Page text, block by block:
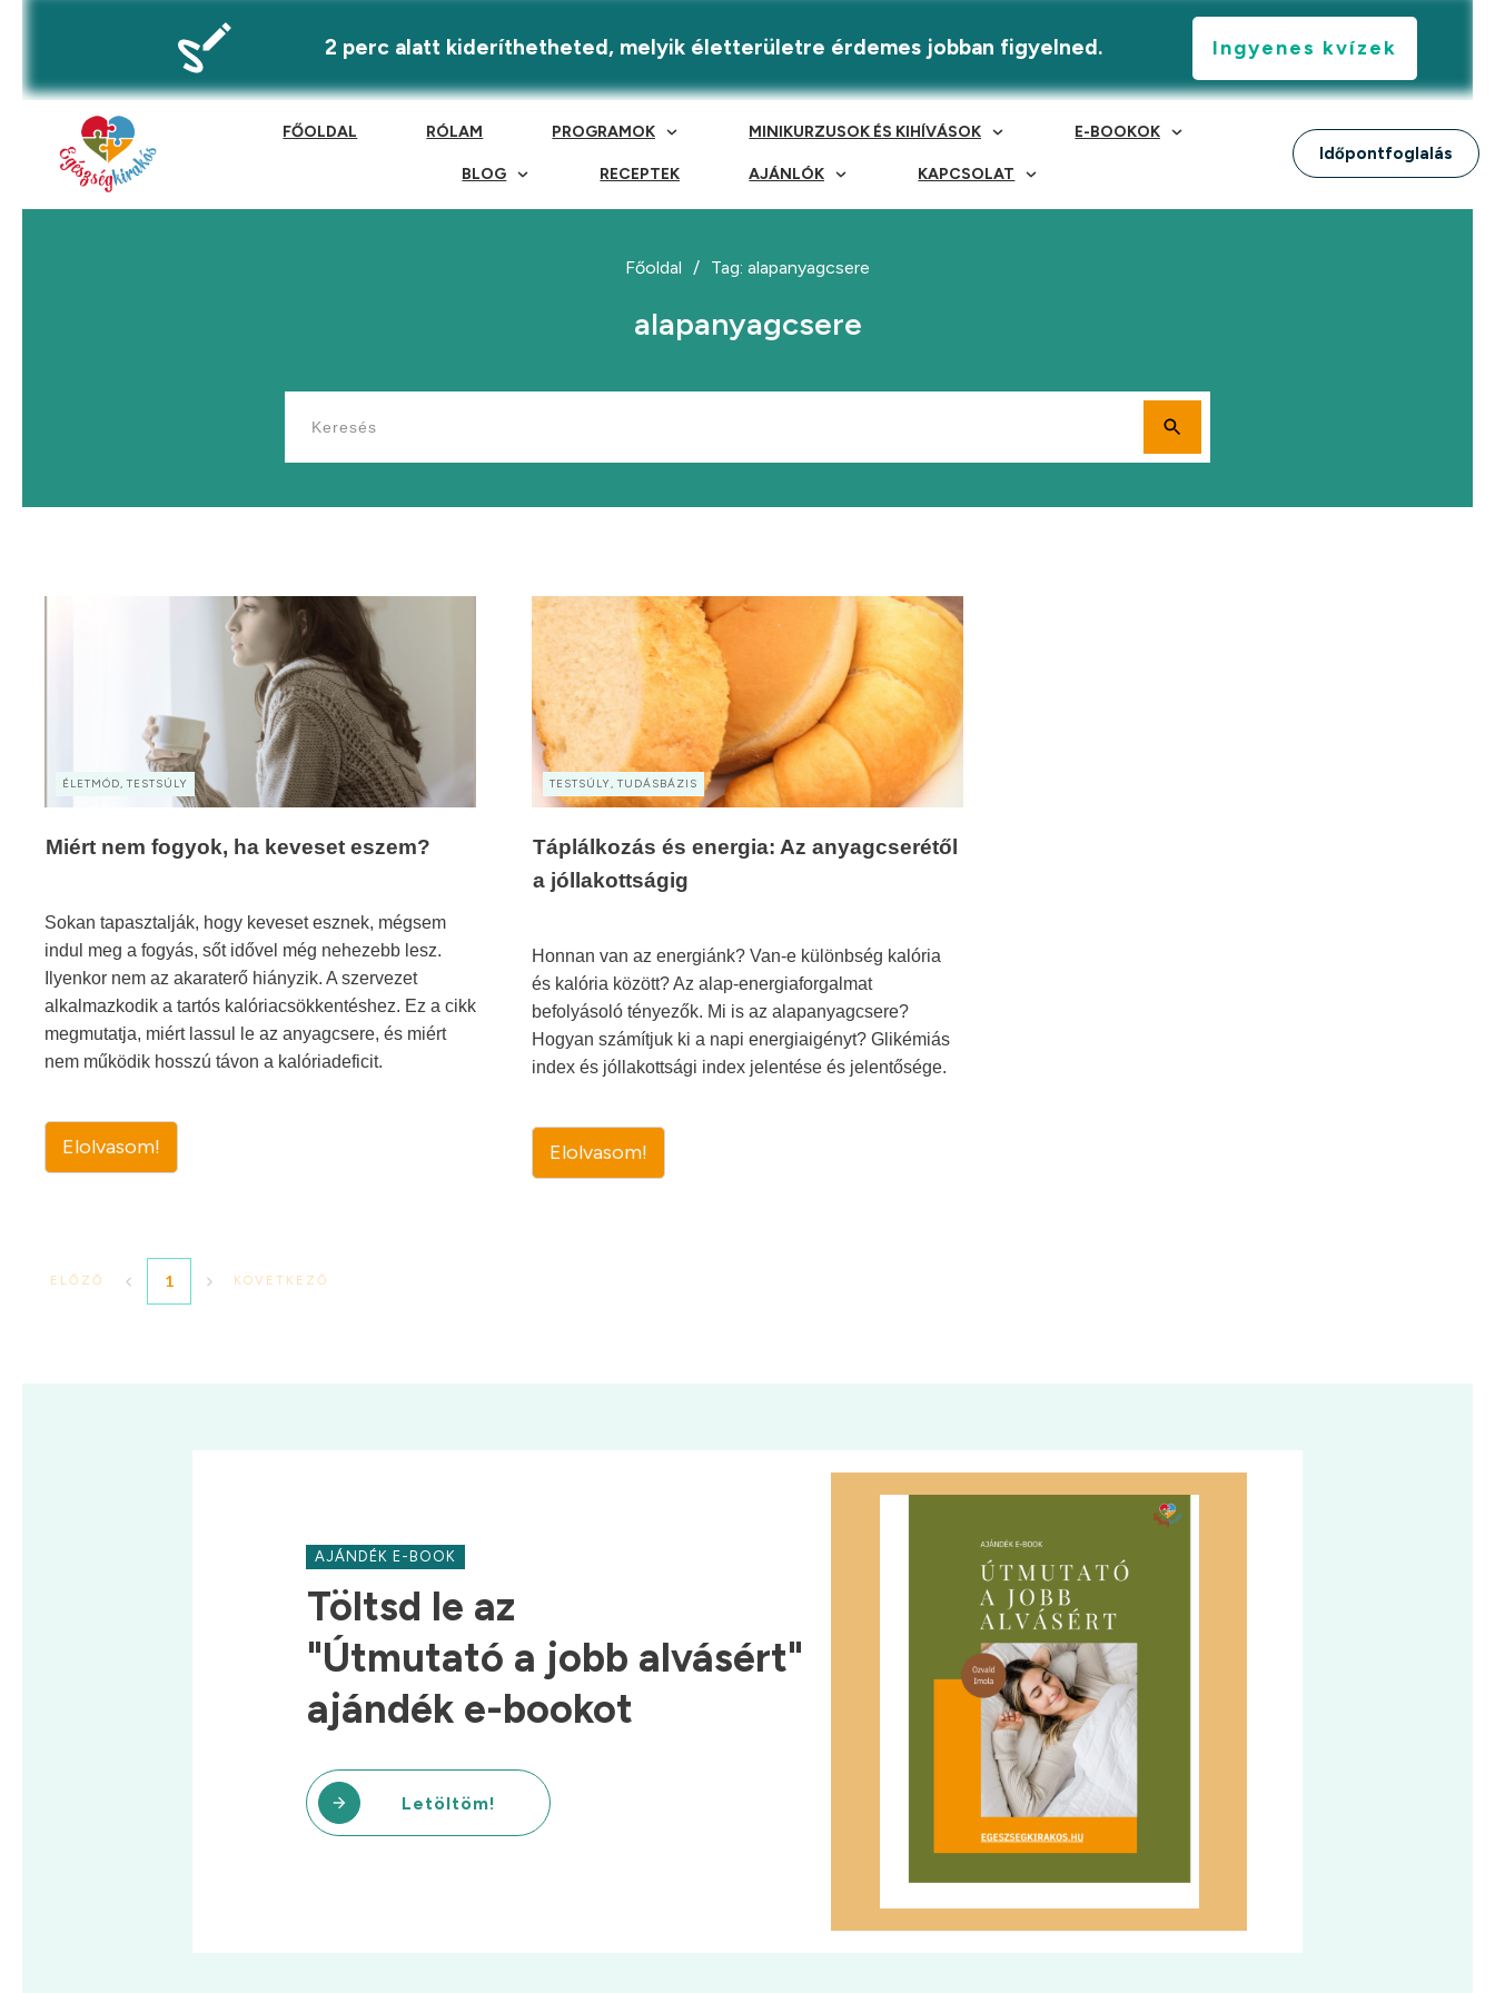
FŐOLDAL RÓLAM PROGRAMOK MINIKURZUSOK ÉS KIHÍVÁSOK E-BOOKOK
BLOG RECEPTEK AJÁNLÓK KAPCSOLAT
Időpontfoglalás
2 perc alatt kideríthetheted, melyik életterületre érdemes jobban figyelned. Ingyenes kvízek
Főoldal / Tag: alapanyagcsere
alapanyagcsere
ÉLETMÓD, TESTSÚLY
Miért nem fogyok, ha keveset eszem?
Sokan tapasztalják, hogy keveset esznek, mégsem
indul meg a fogyás, sőt idővel még nehezebb lesz.
Ilyenkor nem az akaraterő hiányzik. A szervezet
alkalmazkodik a tartós kalóriacsökkentéshez. Ez a cikk
megmutatja, miért lassul le az anyagcsere, és miért
nem működik hosszú távon a kalóriadeficit.
Elolvasom!
TESTSÚLY, TUDÁSBÁZIS
Táplálkozás és energia: Az anyagcserétől
a jóllakottságig
Honnan van az energiánk? Van-e különbség kalória
és kalória között? Az alap-energiaforgalmat
befolyásoló tényezők. Mi is az alapanyagcsere?
Hogyan számítjuk ki a napi energiaigényt? Glikémiás
index és jóllakottsági index jelentése és jelentősége.
Elolvasom!
ELŐZŐ 1 KÖVETKEZŐ
AJÁNDÉK E-BOOK
Töltsd le az
"Útmutató a jobb alvásért"
ajándék e-bookot
Letöltöm!